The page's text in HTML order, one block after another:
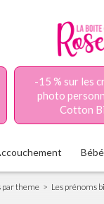
-15 % sur les
photo
Cotton
Bébé
par theme Les prénoms